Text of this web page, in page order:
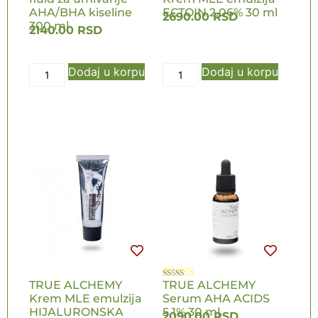
osnovu
ocene kupca
AHA/BHA kiseline
300 ml
2140.00 RSD
Dodaj u korpu
osnovu
ocene kupca
ECTOIN 2,06% 30 ml
2690.00RSD
Dodaj u korpu
TRUE ALCHEMY
Krem MLE emulzija
HIJALURONSKA
Ocenjeno
5.00od 5 na
osnovu
1
TRUE ALCHEMY
Serum AHA ACIDS
5,1% 30 ml